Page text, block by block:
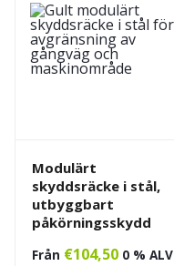
Modulärt
skyddsräcke i stål,
utbyggbart
påkörningsskydd
Från €104,50 0 % ALV